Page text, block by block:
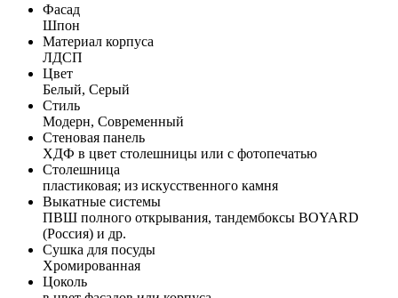
Фасад
Шпон
Материал корпуса
ЛДСП
Цвет
Белый, Серый
Стиль
Модерн, Современный
Стеновая панель
ХДФ в цвет столешницы или с фотопечатью
Столешница
пластиковая; из искусственного камня
Выкатные системы
ПВШ полного открывания, тандембоксы BOYARD
(Россия) и др.
Сушка для посуды
Хромированная
Цоколь